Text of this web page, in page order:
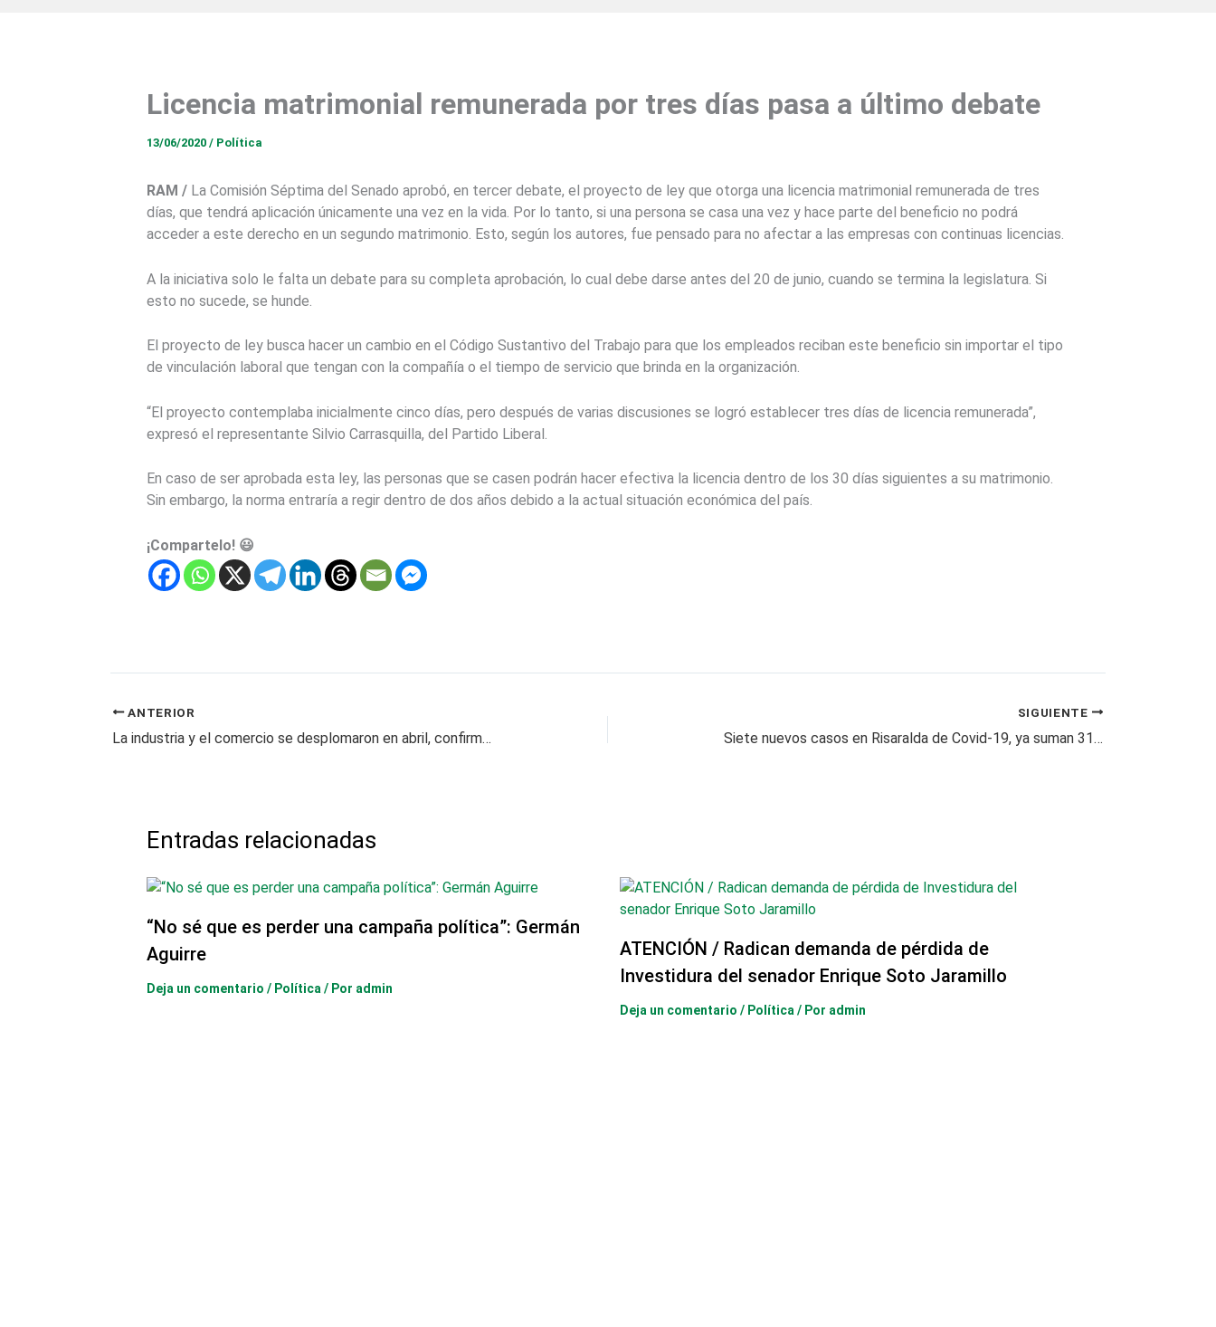
Licencia matrimonial remunerada por tres días pasa a último debate
13/06/2020 / Política
RAM / La Comisión Séptima del Senado aprobó, en tercer debate, el proyecto de ley que otorga una licencia matrimonial remunerada de tres
días, que tendrá aplicación únicamente una vez en la vida. Por lo tanto, si una persona se casa una vez y hace parte del beneficio no podrá
acceder a este derecho en un segundo matrimonio. Esto, según los autores, fue pensado para no afectar a las empresas con continuas licencias.
A la iniciativa solo le falta un debate para su completa aprobación, lo cual debe darse antes del 20 de junio, cuando se termina la legislatura. Si
esto no sucede, se hunde.
El proyecto de ley busca hacer un cambio en el Código Sustantivo del Trabajo para que los empleados reciban este beneficio sin importar el tipo
de vinculación laboral que tengan con la compañía o el tiempo de servicio que brinda en la organización.
“El proyecto contemplaba inicialmente cinco días, pero después de varias discusiones se logró establecer tres días de licencia remunerada”,
expresó el representante Silvio Carrasquilla, del Partido Liberal.
En caso de ser aprobada esta ley, las personas que se casen podrán hacer efectiva la licencia dentro de los 30 días siguientes a su matrimonio.
Sin embargo, la norma entraría a regir dentro de dos años debido a la actual situación económica del país.
¡Compartelo! 😃
ANTERIOR
La industria y el comercio se desplomaron en abril, confirmó el Dane
SIGUIENTE
Siete nuevos casos en Risaralda de Covid-19, ya suman 315 contagios
Entradas relacionadas
“No sé que es perder una campaña política”: Germán
Aguirre
Deja un comentario / Política/ Por admin
ATENCIÓN / Radican demanda de pérdida de
Investidura del senador Enrique Soto Jaramillo
Deja un comentario / Política / Por admin